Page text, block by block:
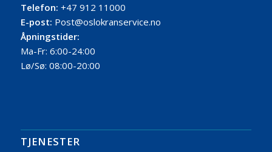
Telefon: +47 912 11000
E-post: Post@oslokranservice.no
Åpningstider:
Ma-Fr: 6:00-24:00
Lø/Sø: 08:00-20:00
TJENESTER